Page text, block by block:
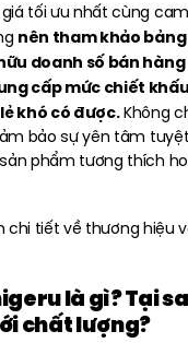
tối ưu nhất cùng
nên tham khảo
doanh số bán
cấp mức chiết
khó có được.Không
bảo sự yên tâm
phẩm tương thích
chi tiết về thương hiệu
là gì? Tại
chất lượng?